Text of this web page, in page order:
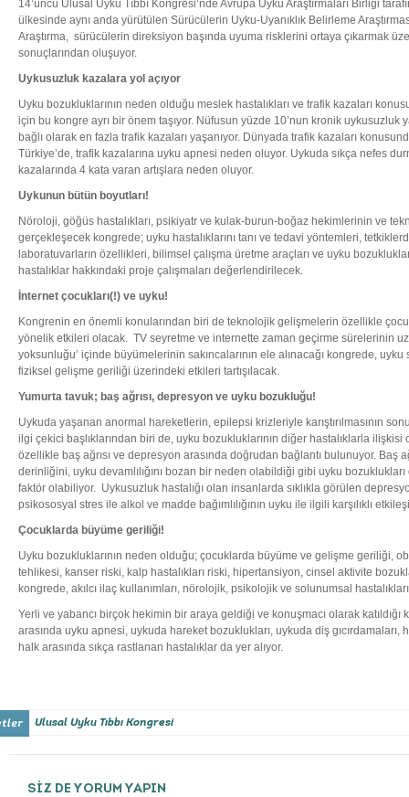
14’üncü Ulusal Uyku Tıbbı Kongresi’nde Avrupa Uyku Araştırmaları Birliği
ülkesinde aynı anda yürütülen Sürücülerin Uyku-Uyanıklık Belirleme
Araştırma, sürücülerin direksiyon başında uyuma risklerini ortaya çıkarmak
sonuçlarından oluşuyor.
Uykusuzluk kazalara yol açıyor
Uyku bozukluklarının neden olduğu meslek hastalıkları ve trafik kazaları
için bu kongre ayrı bir önem taşıyor. Nüfusun yüzde 10’nun kronik uykusuzluk
bağlı olarak en fazla trafik kazaları yaşanıyor. Dünyada trafik kazaları
Türkiye’de, trafik kazalarına uyku apnesi neden oluyor. Uykuda sıkça nefes
kazalarında 4 kata varan artışlara neden oluyor.
Uykunun bütün boyutları!
Nöroloji, göğüs hastalıkları, psikiyatr ve kulak-burun-boğaz hekimlerinin ve
gerçekleşecek kongrede; uyku hastalıklarını tanı ve tedavi yöntemleri,
laboratuvarların özellikleri, bilimsel çalışma üretme araçları ve uyku
hastalıklar hakkındaki proje çalışmaları değerlendirilecek.
İnternet çocukları(!) ve uyku!
Kongrenin en önemli konularından biri de teknolojik gelişmelerin özellikle
yönelik etkileri olacak. TV seyretme ve internette zaman geçirme sürelerinin
yoksunluğu’ içinde büyümelerinin sakıncalarının ele alınacağı kongrede, uyku
fiziksel gelişme geriliği üzerindeki etkileri tartışılacak.
Yumurta tavuk; baş ağrısı, depresyon ve uyku bozukluğu!
Uykuda yaşanan anormal hareketlerin, epilepsi krizleriyle karıştırılmasının
ilgi çekici başlıklarından biri de, uyku bozukluklarının diğer hastalıklarla
özellikle baş ağrısı ve depresyon arasında doğrudan bağlantı bulunuyor. Baş
derinliğini, uyku devamlılığını bozan bir neden olabildiği gibi uyku
faktör olabiliyor. Uykusuzluk hastalığı olan insanlarda sıklıkla görülen
psikososyal stres ile alkol ve madde bağımlılığının uyku ile ilgili karşılıklı
Çocuklarda büyüme geriliği!
Uyku bozukluklarının neden olduğu; çocuklarda büyüme ve gelişme geriliği,
tehlikesi, kanser riski, kalp hastalıkları riski, hipertansiyon, cinsel aktivite
kongrede, akılcı ilaç kullanımları, nörolojik, psikolojik ve solunumsal
Yerli ve yabancı birçok hekimin bir araya geldiği ve konuşmacı olarak
arasında uyku apnesi, uykuda hareket bozuklukları, uykuda diş gıcırdamaları,
halk arasında sıkça rastlanan hastalıklar da yer alıyor.
Ulusal Uyku Tıbbı Kongresi
SİZ DE YORUM YAPIN